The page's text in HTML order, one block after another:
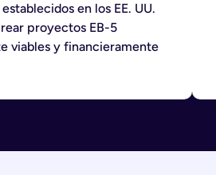
en los EE. UU.
proyectos EB-5
viables y financieramente